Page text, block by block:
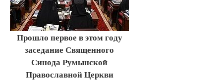
Прошло первое в этом году
заседание Священного
Синода Румынской
Православной Церкви